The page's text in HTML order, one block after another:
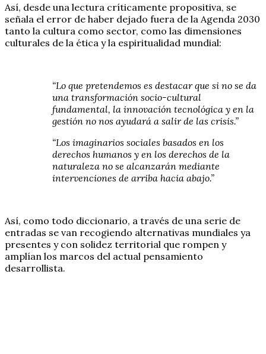
Así, desde una lectura críticamente propositiva, se
señala el error de haber dejado fuera de la Agenda 2030
tanto la cultura como sector, como las dimensiones
culturales de la ética y la espiritualidad mundial:
“Lo que pretendemos es destacar que si no se da
una transformación socio-cultural
fundamental, la innovación tecnológica y en la
gestión no nos ayudará a salir de las crisis.”
“Los imaginarios sociales basados en los
derechos humanos y en los derechos de la
naturaleza no se alcanzarán mediante
intervenciones de arriba hacia abajo.”
Así, como todo diccionario, a través de una serie de
entradas se van recogiendo alternativas mundiales ya
presentes y con solidez territorial que rompen y
amplían los marcos del actual pensamiento
desarrollista.